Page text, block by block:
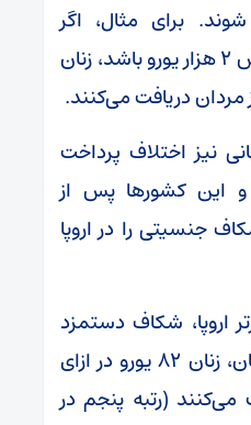
برای مثال، اگر
میانگین حقوق در اتریش ۲ هزار یورو باشد، زنان
نیز اختلاف پرداخت
بوده و این کشورها پس از
جنسیتی را در اروپا
اروپا، شکاف دستمزد
قابل‌توجه است: در آلمان، زنان ۸۲ یورو در ازای
می‌کنند (رتبه پنجم در